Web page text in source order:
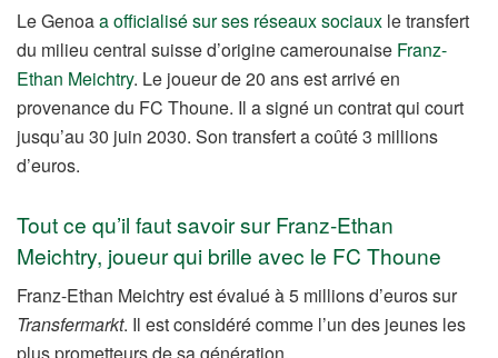
Le Genoaa officialisé sur ses réseaux sociaux le transfert
du milieu central suisse d’origine camerounaise Franz-
Ethan Meichtry. Le joueur de 20 ans est arrivé en
provenance du FC Thoune. Il a signé un contrat qui court
jusqu’au 30 juin 2030. Son transfert a coûté 3 millions
d’euros.
Tout ce qu’il faut savoir sur Franz-Ethan
Meichtry, joueur qui brille avec le FC Thoune
Franz-Ethan Meichtry est évalué à 5 millions d’euros sur
Transfermarkt. Il est considéré comme l’un des jeunes les